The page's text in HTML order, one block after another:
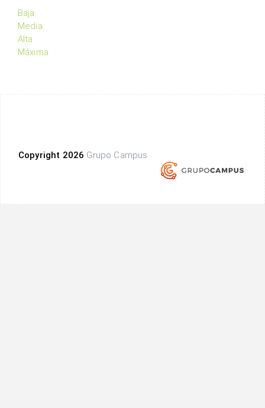
Baja
Media
Alta
Máxima
Copyright 2026 Grupo Campus